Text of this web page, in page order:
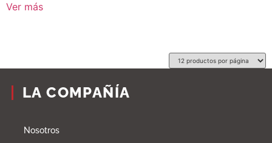
Ver más
LA COMPAÑÍA
Nosotros